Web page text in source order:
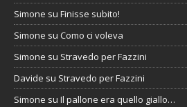
Simone su Finisse subito!
Simone su Como ci voleva
Simone su Stravedo per Fazzini
Davide su Stravedo per Fazzini
Simone su Il pallone era quello giallo…